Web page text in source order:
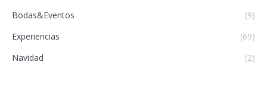
Bodas&Eventos
(9)
Experiencias
(69)
Navidad
(2)